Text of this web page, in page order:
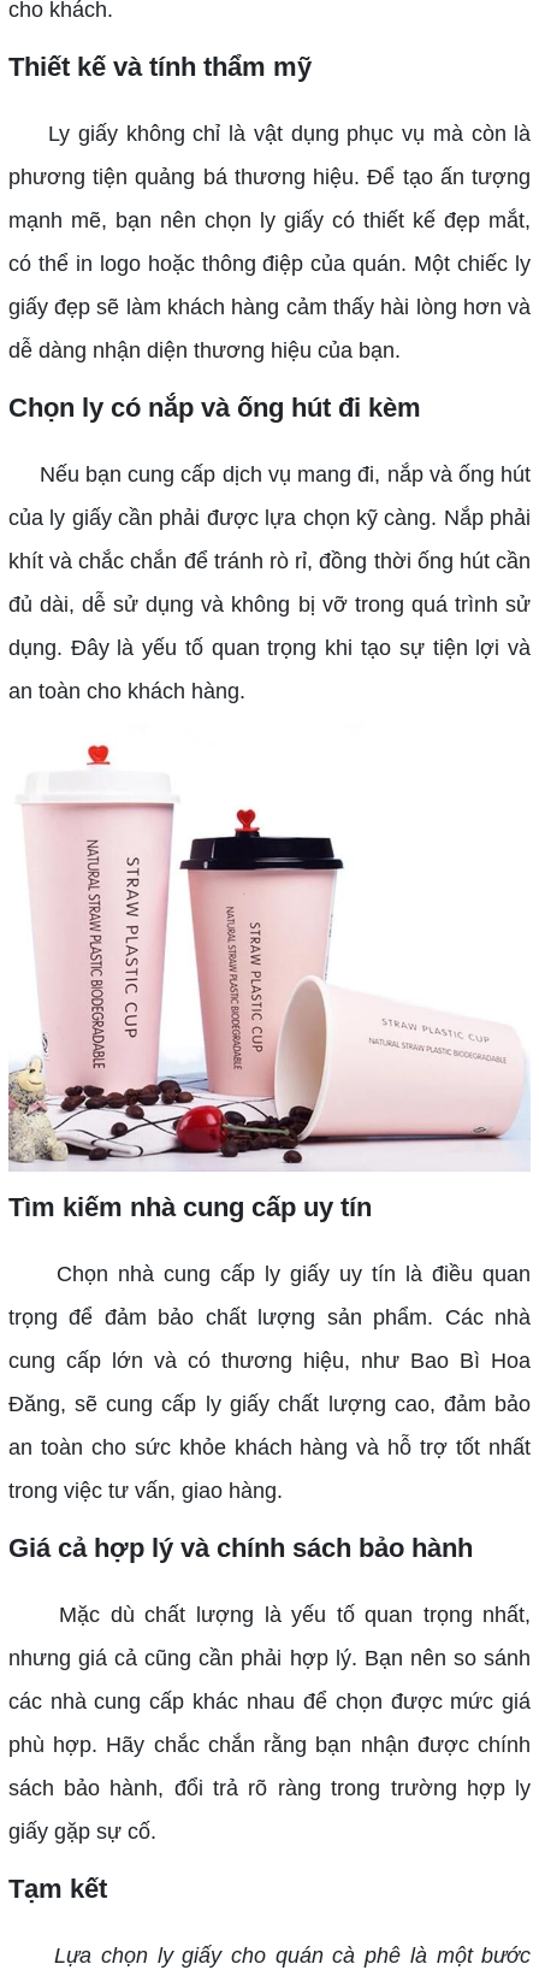
cho khách.
Thiết kế và tính thẩm mỹ
Ly giấy không chỉ là vật dụng phục vụ mà còn là
phương tiện quảng bá thương hiệu. Để tạo ấn tượng
mạnh mẽ, bạn nên chọn ly giấy có thiết kế đẹp mắt,
có thể in logo hoặc thông điệp của quán. Một chiếc ly
giấy đẹp sẽ làm khách hàng cảm thấy hài lòng hơn và
dễ dàng nhận diện thương hiệu của bạn.
Chọn ly có nắp và ống hút đi kèm
Nếu bạn cung cấp dịch vụ mang đi, nắp và ống hút
của ly giấy cần phải được lựa chọn kỹ càng. Nắp phải
khít và chắc chắn để tránh rò rỉ, đồng thời ống hút cần
đủ dài, dễ sử dụng và không bị vỡ trong quá trình sử
dụng. Đây là yếu tố quan trọng khi tạo sự tiện lợi và
an toàn cho khách hàng.
Tìm kiếm nhà cung cấp uy tín
Chọn nhà cung cấp ly giấy uy tín là điều quan
trọng để đảm bảo chất lượng sản phẩm. Các nhà
cung cấp lớn và có thương hiệu, như Bao Bì Hoa
Đăng, sẽ cung cấp ly giấy chất lượng cao, đảm bảo
an toàn cho sức khỏe khách hàng và hỗ trợ tốt nhất
trong việc tư vấn, giao hàng.
Giá cả hợp lý và chính sách bảo hành
Mặc dù chất lượng là yếu tố quan trọng nhất,
nhưng giá cả cũng cần phải hợp lý. Bạn nên so sánh
các nhà cung cấp khác nhau để chọn được mức giá
phù hợp. Hãy chắc chắn rằng bạn nhận được chính
sách bảo hành, đổi trả rõ ràng trong trường hợp ly
giấy gặp sự cố.
Tạm kết
Lựa chọn ly giấy cho quán cà phê là một bước